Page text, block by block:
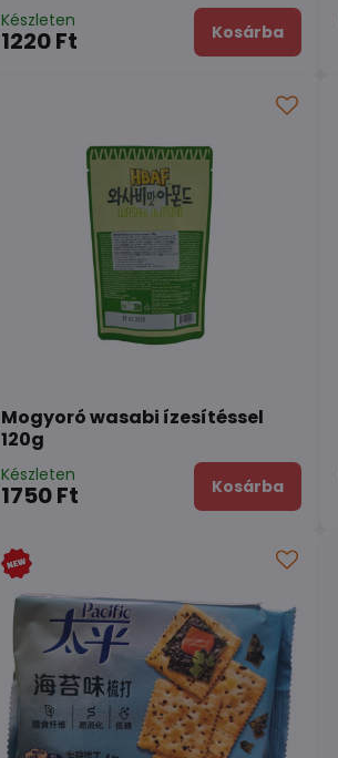
Készleten
1220 Ft Kosárba
Mogyoró wasabi ízesítéssel
120g
Készleten
1750 Ft Kosárba